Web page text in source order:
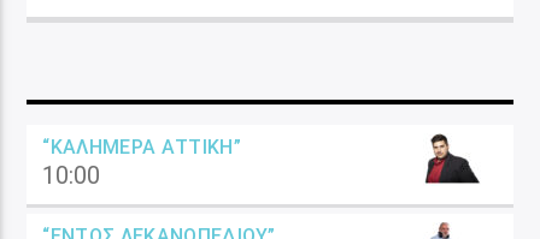
“ΚΑΛΗΜΈΡΑ ΑΤΤΙΚΉ”
10:00